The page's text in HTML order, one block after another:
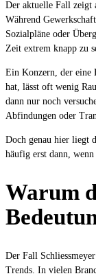
Der aktuelle Fall zeigt
Während
Sozialpläne oder
Zeit extrem knapp zu
Ein Konzern, der eine
hat, lässt oft wenig
dann nur noch
Abfindungen oder
Doch genau hier liegt
häufig erst dann,
Warum
Der Fall
Trends. In vielen